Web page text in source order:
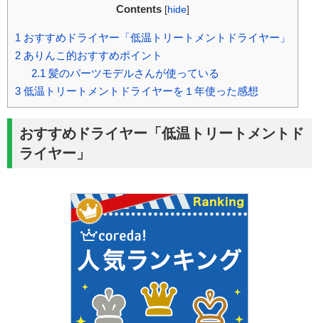
Contents [hide]
1 おすすめドライヤー「低温トリートメントドライヤー」
2 ありんこ的おすすめポイント
2.1 髪のパーツモデルさんが使っている
3 低温トリートメントドライヤーを１年使った感想
おすすめドライヤー「低温トリートメントド
ライヤー」